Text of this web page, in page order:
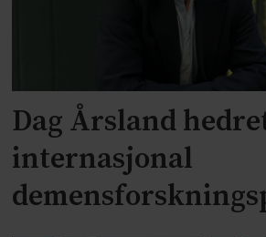
Dag Årsland
internasjonal